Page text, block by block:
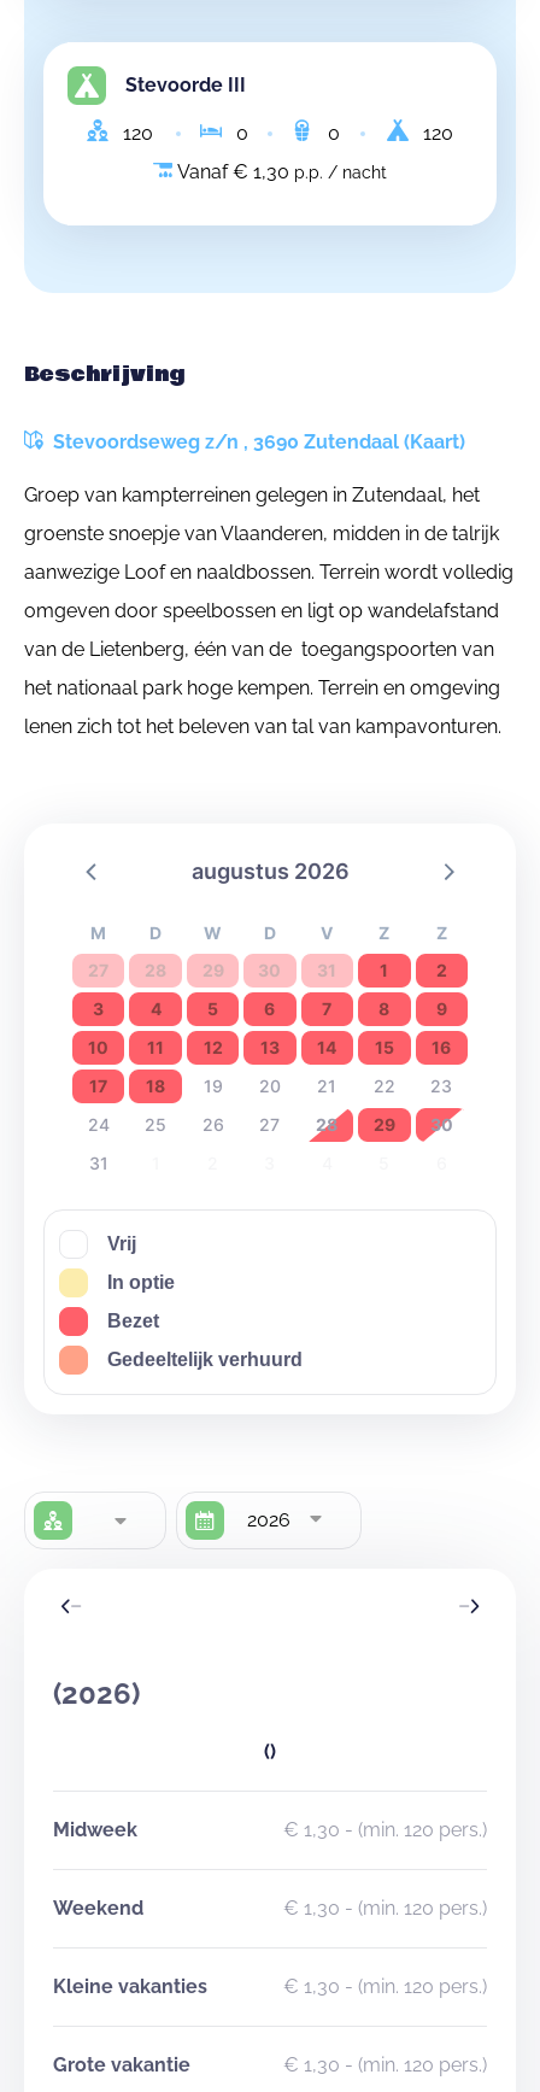
Stevoorde III
120 0 0
120
Vanaf € 1,30 p.p. / nacht
Beschrijving
Stevoordseweg z/n , 3690 Zutendaal (Kaart)
Groep van kampterreinen gelegen in Zutendaal, het
groenste snoepje van Vlaanderen, midden in de talrijk
aanwezige Loof en naaldbossen. Terrein wordt volledig
omgeven door speelbossen en ligt op wandelafstand
van de Lietenberg, één van de toegangspoorten van
het nationaal park hoge kempen. Terrein en omgeving
lenen zich tot het beleven van tal van kampavonturen.
augustus 2026
M D W D V Z
Z
27
28 29 30 31 1
2
3
4 5 6 7 8
9
10
11 12 13 14 15
16
17
18 19 20 21 22
23
24
25 26 27 28 29
30
31
Vrij
In optie
Bezet
Gedeeltelijk verhuurd
2026
(2026)
()
Midweek € 1,30 - (min. 120 pers.)
Weekend € 1,30 - (min. 120 pers.)
Kleine vakanties € 1,30 - (min. 120 pers.)
Grote vakantie € 1,30 - (min. 120 pers.)